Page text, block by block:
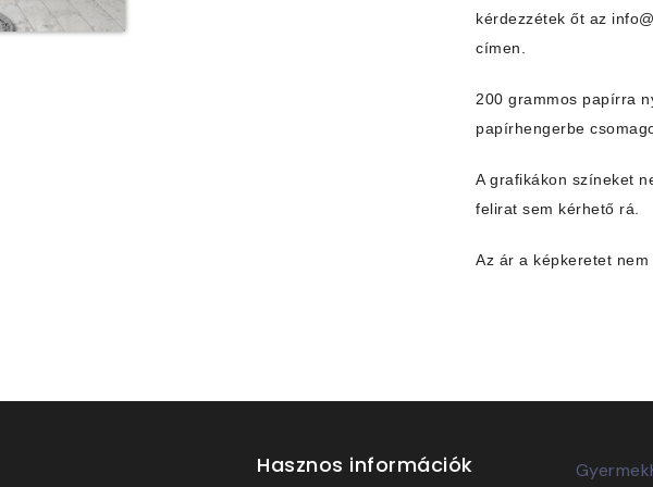
kérdezzétek őt az
címen.
200 grammos papírra
papírhengerbe
A grafikákon színeket
felirat sem kérhető rá.
Az ár a képkeretet nem
Hasznos információk